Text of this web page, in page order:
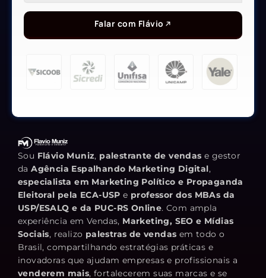
Falar com Flávio
Sou Flávio Muniz, palestrante de vendas e gestor
daAgência Espalhando Marketing Digital,
especialista em Marketing Político e Propaganda
Eleitoral pela ECA-USP e professor dos MBAs da
USP/ESALQ e da PUC-RS Online. Com ampla
experiência em Vendas, Marketing, SEO e Mídias
Sociais, realizo palestras de vendas em todo o
Brasil, compartilhando estratégias práticas e
inovadoras que ajudam empresas e profissionais a
venderem mais, fortalecerem suas marcas e se